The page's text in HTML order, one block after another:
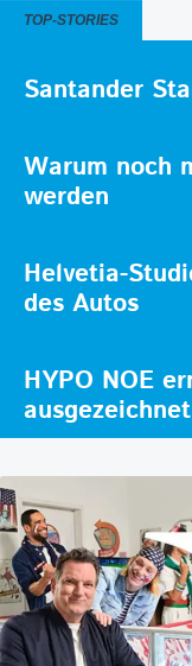
TOP-STORIES
Santander
Warum noch
werden
Helvetia-
des Autos
HYPO NOE
ausgezeichnet